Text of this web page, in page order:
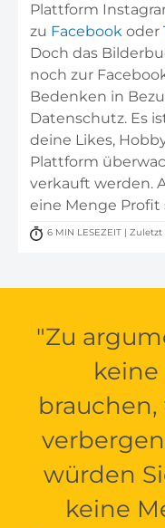
Plattform
zu Facebook oder
Doch das
noch zur
Bedenken in
Datenschutz. Es
deine Likes,
Plattform
verkauft werden.
eine Menge Profit
6 MIN LESEZEIT |
Zu
keine
brauchen,
würden
keine